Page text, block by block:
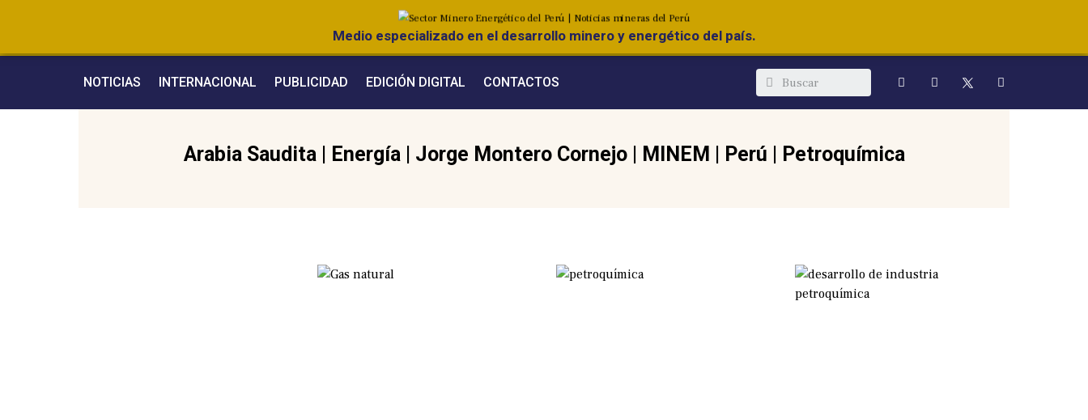
Medio especializado en el desarrollo minero y energético del país.
NOTICIAS INTERNACIONAL PUBLICIDAD EDICIÓN DIGITAL CONTACTOS
Arabia Saudita| Energía| Jorge Montero Cornejo| MINEM Perú Petroquímica